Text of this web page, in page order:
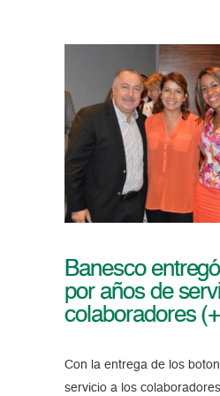
Banesco
por años de
colaboradores
Con la entrega de los
servicio a los